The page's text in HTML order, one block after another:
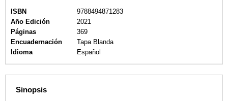
ISBN
9788494871283
Año Edición
2021
Páginas
369
Encuadernación
Tapa Blanda
Idioma
Español
Sinopsis